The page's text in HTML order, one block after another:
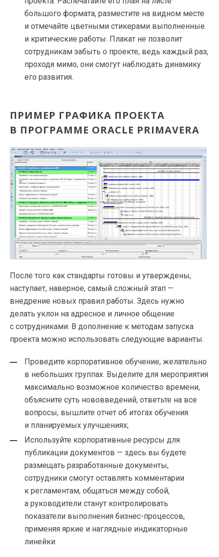
большого формата, разместите на видном месте
и отмечайте цветными стикерами выполненные
и критические работы. Плакат не позволит
сотрудникам забыть о проекте, ведь каждый раз,
проходя мимо, они смогут наблюдать динамику
его развития.
ПРИМЕР ГРАФИКА ПРОЕКТА
В ПРОГРАММЕ ORACLE PRIMAVERA
После того как стандарты готовы и утверждены,
наступает, наверное, самый сложный этап —
внедрение новых правил работы. Здесь нужно
делать уклон на адресное и личное общение
с сотрудниками. В дополнение к методам запуска
проекта можно использовать следующие варианты.
Проведите корпоративное обучение, желательно
в небольших группах. Выделите для мероприятия
максимально возможное количество времени,
объясните суть нововведений, ответьте на все
вопросы, вышлите отчет об итогах обучения
и планируемых улучшениях;
Используйте корпоративные ресурсы для
публикации документов — здесь вы будете
размещать разработанные документы,
сотрудники смогут оставлять комментарии
к регламентам, общаться между собой,
а руководители станут контролировать
показатели выполнения бизнес-процессов,
применяя яркие и наглядные индикаторные
линейки.